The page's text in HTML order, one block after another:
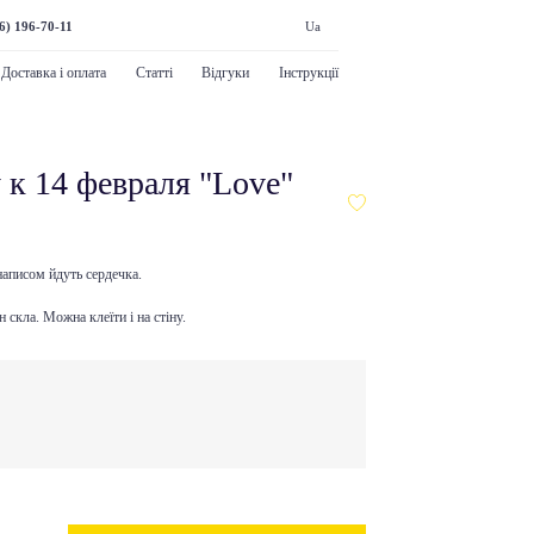
196-70-11 Ua
Доставка і оплата Статті Відгуки Інструкції
к 14 февраля "Love"
йдуть сердечка.
скла. Можна клеїти і на стіну.